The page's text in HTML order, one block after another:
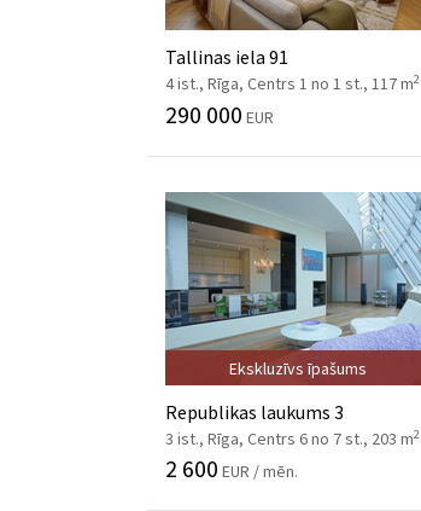
Tallinas iela 91
4 ist., Rīga, Centrs 1 no 1 st., 117 m2
290 000 EUR
Ekskluzīvs īpašums
Republikas laukums 3
3 ist., Rīga, Centrs 6 no 7 st., 203 m2
2 600 EUR / mēn.